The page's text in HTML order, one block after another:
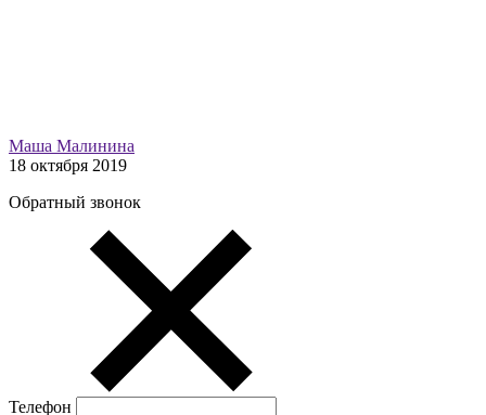
Маша Малинина
18 октября 2019
Обратный звонок
Телефон